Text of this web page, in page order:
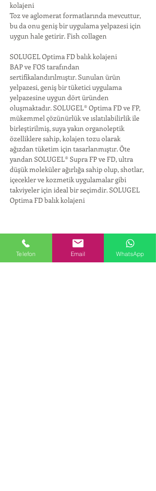
kolajeni
Toz ve aglomerat formatlarında mevcuttur,
bu da onu geniş bir uygulama yelpazesi için
uygun hale getirir. Fish collagen
SOLUGEL Optima FD balık kolajeni
BAP ve FOS tarafından
sertifikalandırılmıştır. Sunulan ürün
yelpazesi, geniş bir tüketici uygulama
yelpazesine uygun dört üründen
oluşmaktadır. SOLUGEL® Optima FD ve FP,
mükemmel çözünürlük ve ıslatılabilirlik ile
birleştirilmiş, suya yakın organoleptik
özelliklere sahip, kolajen tozu olarak
ağızdan tüketim için tasarlanmıştır. Öte
yandan SOLUGEL® Supra FP ve FD, ultra
düşük moleküler ağırlığa sahip olup, shotlar,
içecekler ve kozmetik uygulamalar gibi
takviyeler için ideal bir seçimdir. SOLUGEL
Optima FD balık kolajeni
CORPORATE
Telefon Email WhatsApp